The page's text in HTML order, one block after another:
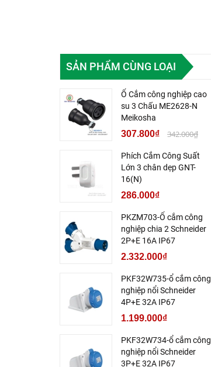
SẢN PHẨM CÙNG LOẠI
Ổ Cắm công nghiệp cao
su 3 Chấu ME2628-N
Meikosha
307.800₫ 342.000₫
Phích Cắm Công Suất
Lớn 3 chân dẹp GNT-
16(N)
286.000₫
PKZM703-Ổ cắm công
nghiệp chia 2 Schneider
2P+E 16A IP67
2.332.000₫
PKF32W735-ổ cắm công
nghiệp nổi Schneider
4P+E 32A IP67
1.199.000₫
PKF32W734-ổ cắm công
nghiệp nổi Schneider
3P+E 32A IP67